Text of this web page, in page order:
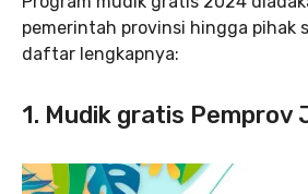
pemerintah provinsi hingga pihak
daftar lengkapnya:
1. Mudik gratis Pemprov